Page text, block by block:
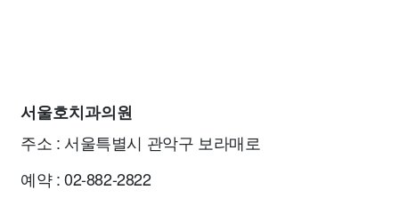
서울호치과의원
주소 : 서울특별시 관악구 보라매로
예약 : 02-882-2822